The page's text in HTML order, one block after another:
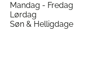
Mandag - Fredag
Lørdag
Søn & Helligdage